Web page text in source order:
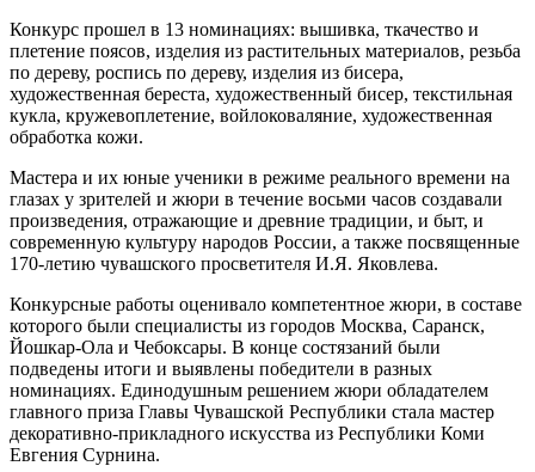
Конкурс прошел в 13 номинациях: вышивка, ткачество и
плетение поясов, изделия из растительных материалов, резьба
по дереву, роспись по дереву, изделия из бисера,
художественная береста, художественный бисер, текстильная
кукла, кружевоплетение, войлоковаляние, художественная
обработка кожи.
Мастера и их юные ученики в режиме реального времени на
глазах у зрителей и жюри в течение восьми часов создавали
произведения, отражающие и древние традиции, и быт, и
современную культуру народов России, а также посвященные
170-летию чувашского просветителя И.Я. Яковлева.
Конкурсные работы оценивало компетентное жюри, в составе
которого были специалисты из городов Москва, Саранск,
Йошкар-Ола и Чебоксары. В конце состязаний были
подведены итоги и выявлены победители в разных
номинациях. Единодушным решением жюри обладателем
главного приза Главы Чувашской Республики стала мастер
декоративно-прикладного искусства из Республики Коми
Евгения Сурнина.